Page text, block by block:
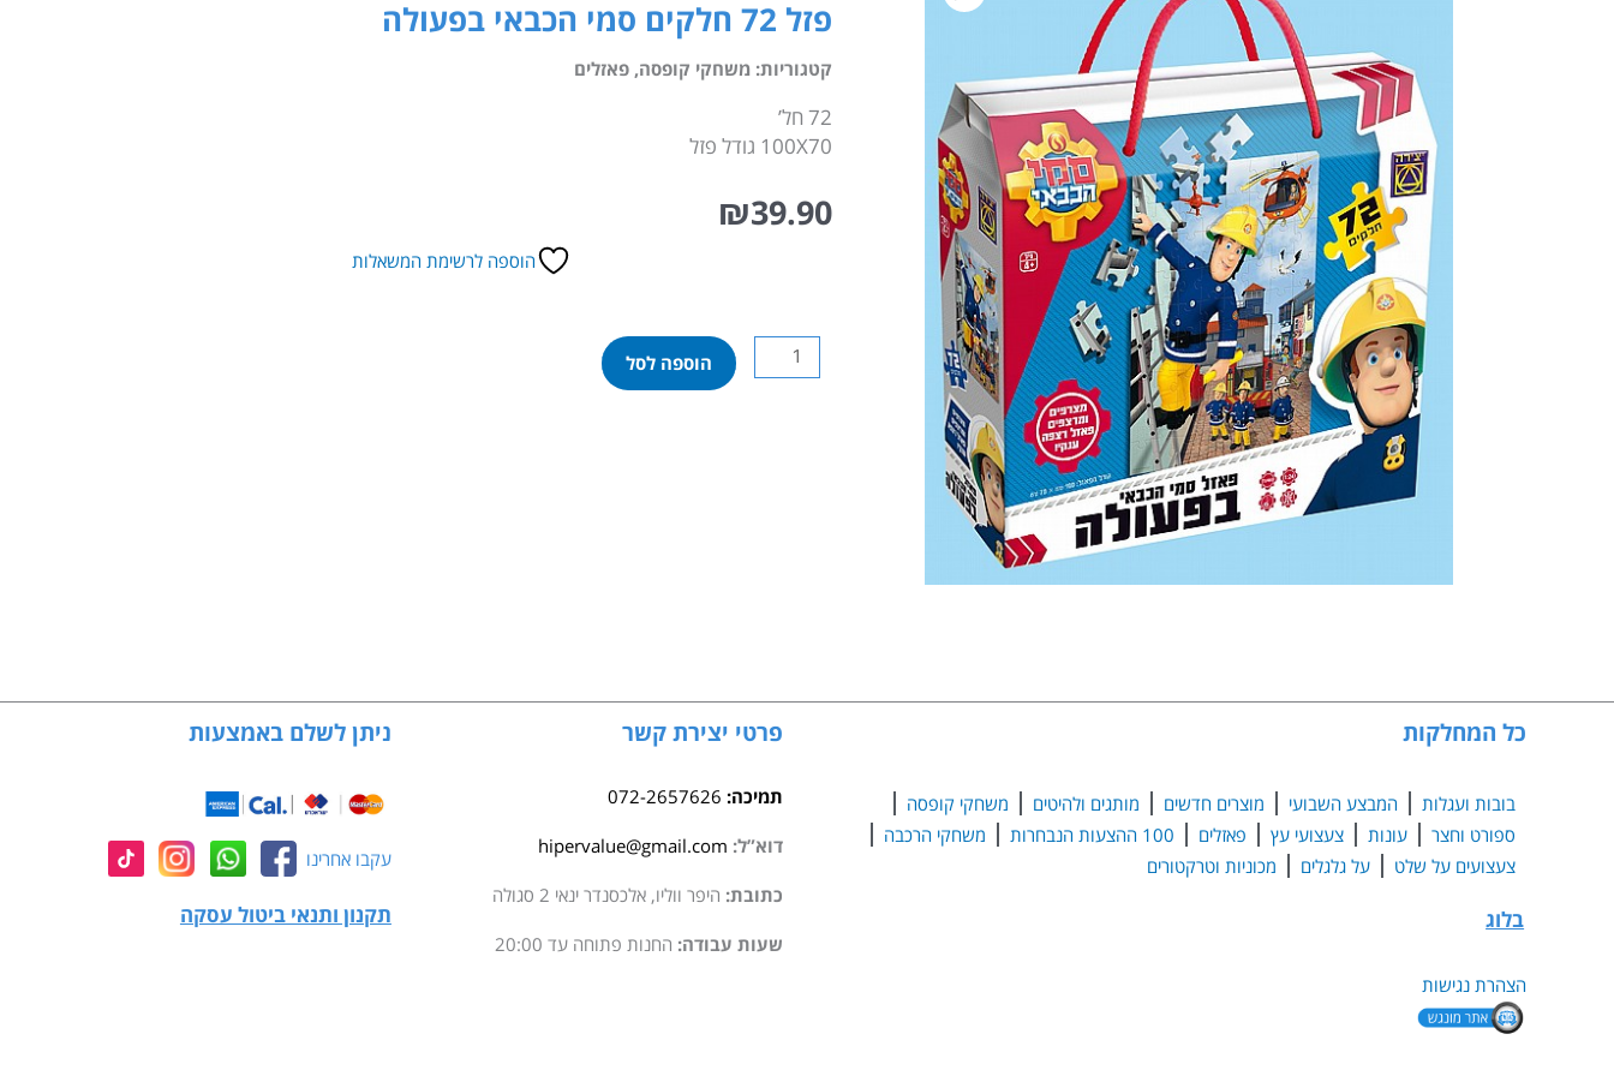
פזל 72 חלקים סמי הכבאי בפעולה
קטגוריות:משחקי קופסה,פאזלים
72 חל’
100X70 גודל פזל
₪39.90
הוספה לרשימת המשאלות
כמות
של
הוספה לסל
כל המחלקות
בובות ועגלות המבצע השבועי מוצרים חדשים מותגים ולהיטים
משחקי קופסה
ספורט וחצר
עונות צעצועי עץ פאזלים 100 ההצעות הנבחרות
משחקי הרכבה
צעצועים על שלט
על גלגלים מכוניות וטרקטורים
בלוג
הצהרת נגישות
פרטי יצירת קשר
תמיכה: 072-2657626
דוא”ל: hipervalue@gmail.com
כתובת: היפר ווליו, אלכסנדר ינאי 2 סגולה
שעות עבודה: החנות פתוחה עד 20:00
ניתן לשלם באמצעות
עקבו אחרינו
תקנון ותנאי ביטול עסקה